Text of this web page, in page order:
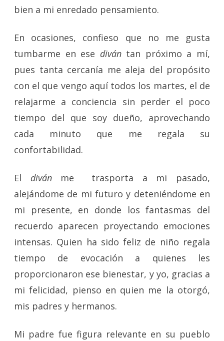
bien a mi enredado pensamiento.
En ocasiones, confieso que no me gusta
tumbarme en ese divántan próximo a mí,
pues tanta cercanía me aleja del propósito
con el que vengo aquí todos los martes, el de
relajarme a conciencia sin perder el poco
tiempo del que soy dueño, aprovechando
cada minuto que me regala su
confortabilidad.
El diván me trasporta a mi pasado,
alejándome de mi futuro y deteniéndome en
mi presente, en donde los fantasmas del
recuerdo aparecen proyectando emociones
intensas. Quien ha sido feliz de niño regala
tiempo de evocación a quienes les
proporcionaron ese bienestar, y yo, gracias a
mi felicidad, pienso en quien me la otorgó,
mis padres y hermanos.
Mi padre fue figura relevante en su pueblo